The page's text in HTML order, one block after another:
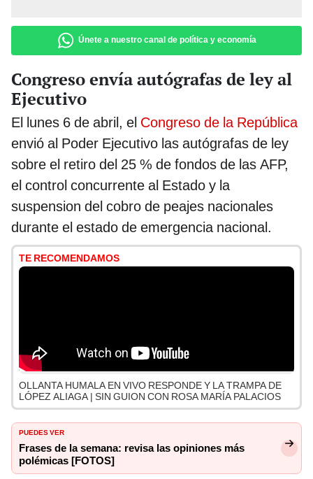
Únete a nuestro canal de política y economía
Congreso envía autógrafas de ley al
Ejecutivo
El lunes 6 de abril, el Congreso de la República
envió al Poder Ejecutivo las autógrafas de ley
sobre el retiro del 25 % de fondos de las AFP,
el control concurrente al Estado y la
suspension del cobro de peajes nacionales
durante el estado de emergencia nacional.
TE RECOMENDAMOS
OLLANTA HUMALA EN VIVO RESPONDE Y LA TRAMPA DE
LÓPEZ ALIAGA | SIN GUION CON ROSA MARÍA PALACIOS
PUEDES VER
Frases de la semana: revisa las opiniones más
polémicas [FOTOS]